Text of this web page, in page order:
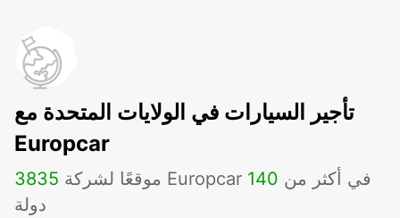
تأجير السيارات في الولايات المتحدة مع
Europcar
3835 موقعًا لشركة Europcar في أكثر من 140
دولة